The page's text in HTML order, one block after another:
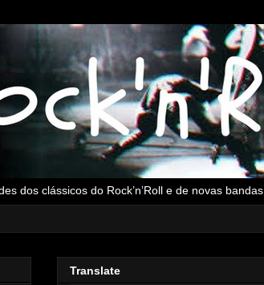
dos clássicos do Rock’n’Roll e de novas bandas.
Translate